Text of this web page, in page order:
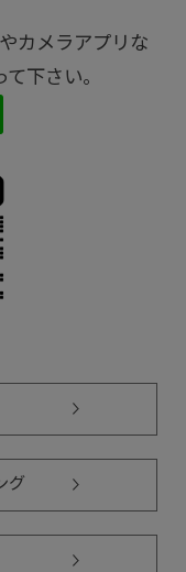
カメラアプリな
下さい。
グ